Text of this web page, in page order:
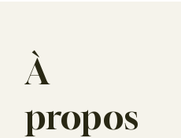
des individus. Dans la plupart
pour une utilisation
votre vétérinaire.
À
propos